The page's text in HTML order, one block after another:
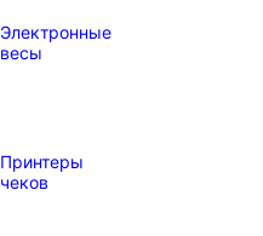
Электронные
весы
Принтеры
чеков